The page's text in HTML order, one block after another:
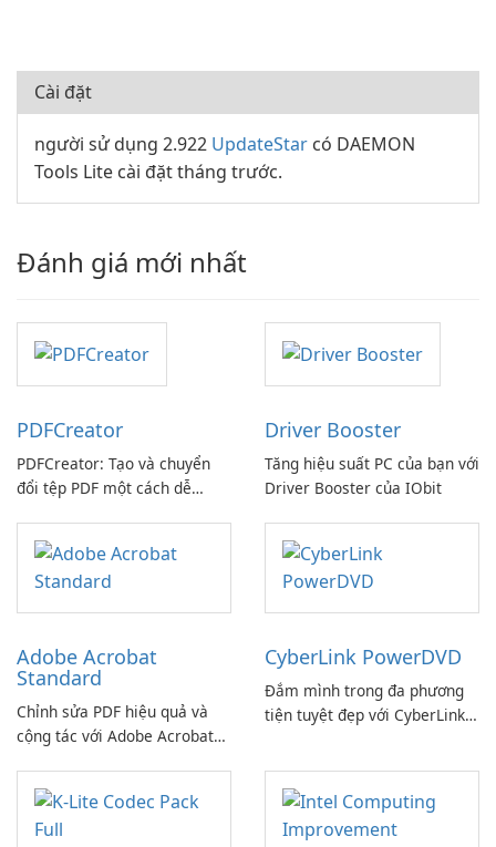
Cài đặt
người sử dụng 2.922 UpdateStar có DAEMON
Tools Lite cài đặt tháng trước.
Đánh giá mới nhất
PDFCreator
PDFCreator: Tạo và chuyển
đổi tệp PDF một cách dễ
Driver Booster
Tăng hiệu suất PC của bạn với
Driver Booster của IObit
Adobe Acrobat
Standard
Chỉnh sửa PDF hiệu quả và
cộng tác với Adobe Acrobat
CyberLink PowerDVD
Đắm mình trong đa phương
tiện tuyệt đẹp với CyberLink